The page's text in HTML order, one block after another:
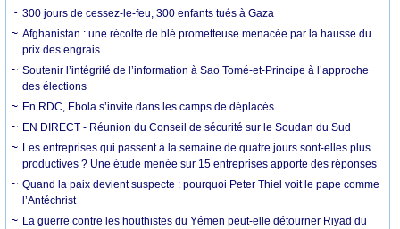
300 jours de cessez-le-feu, 300 enfants tués à Gaza
Afghanistan : une récolte de blé prometteuse menacée par la hausse du
prix des engrais
Soutenir l’intégrité de l’information à Sao Tomé-et-Principe à l’approche
des élections
En RDC, Ebola s’invite dans les camps de déplacés
EN DIRECT - Réunion du Conseil de sécurité sur le Soudan du Sud
Les entreprises qui passent à la semaine de quatre jours sont-elles plus
productives ? Une étude menée sur 15 entreprises apporte des réponses
Quand la paix devient suspecte : pourquoi Peter Thiel voit le pape comme
l’Antéchrist
La guerre contre les houthistes du Yémen peut-elle détourner Riyad du